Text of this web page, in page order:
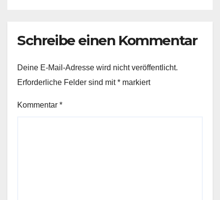
Schreibe einen Kommentar
Deine E-Mail-Adresse wird nicht veröffentlicht.
Erforderliche Felder sind mit* markiert
Kommentar *